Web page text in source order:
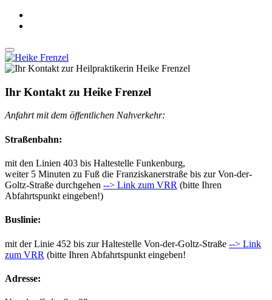
Ihr Kontakt zu Heike Frenzel
Anfahrt mit dem öffentlichen Nahverkehr:
Straßenbahn:
mit den Linien 403 bis Haltestelle Funkenburg,
weiter 5 Minuten zu Fuß die Franziskanerstraße bis zur Von-der-
Goltz-Straße durchgehen --> Link zum VRR (bitte Ihren
Abfahrtspunkt eingeben!)
Buslinie:
mit der Linie 452 bis zur Haltestelle Von-der-Goltz-Straße --> Link
zum VRR (bitte Ihren Abfahrtspunkt eingeben!
Adresse: